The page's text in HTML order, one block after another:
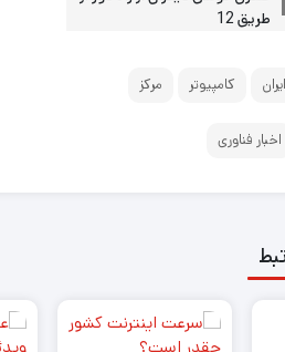
طریق 12
ایران کامپیوتر مرکز
اخبار فناوری